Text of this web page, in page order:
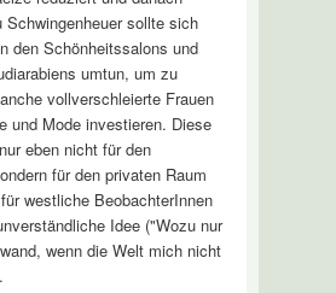
Schwingenheuer sollte sich
den Schönheitssalons und
umtun, um zu
vollverschleierte Frauen
und Mode investieren. Diese
eben nicht für den
für den privaten Raum
westliche BeobachterInnen
Idee ("Wozu nur
wenn die Welt mich nicht